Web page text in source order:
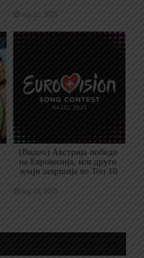
мај 22, 2025
(Видео) Австрија победи
на Евровизија, кои други
земји завршија во Топ 10
мај 18, 2025